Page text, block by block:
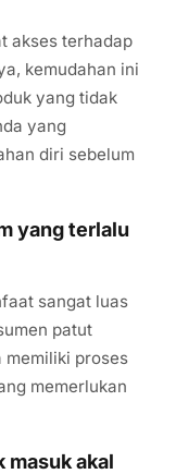
akses terhadap
kemudahan ini
yang tidak
yang
diri sebelum
yang terlalu
sangat luas
patut
memiliki proses
memerlukan
masuk akal